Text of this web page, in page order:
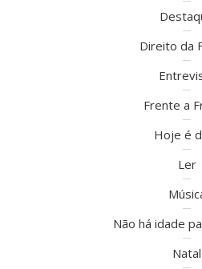
Direito da
Frente a
Hoje é
Ler
Não há idade
Natal